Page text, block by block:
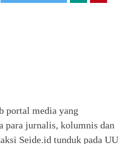
portal media yang
para jurnalis, kolumnis dan
Seide.id tunduk pada UU